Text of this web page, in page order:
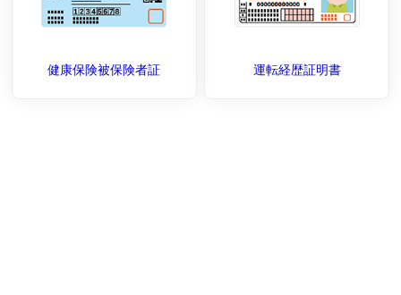
健康保険被保険者証 運転経歴証明書